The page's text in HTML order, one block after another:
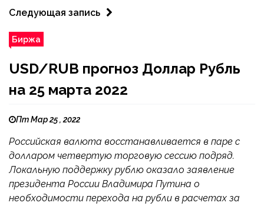
Следующая запись
Биржа
USD/RUB прогноз Доллар Рубль
на 25 марта 2022
Пт Мар 25 , 2022
Российская валюта восстанавливается в паре с
долларом четвертую торговую сессию подряд.
Локальную поддержку рублю оказало заявление
президента России Владимира Путина о
необходимости перехода на рубли в расчетах за